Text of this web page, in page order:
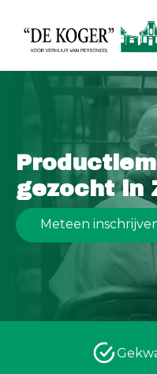
gezocht in
Meteen